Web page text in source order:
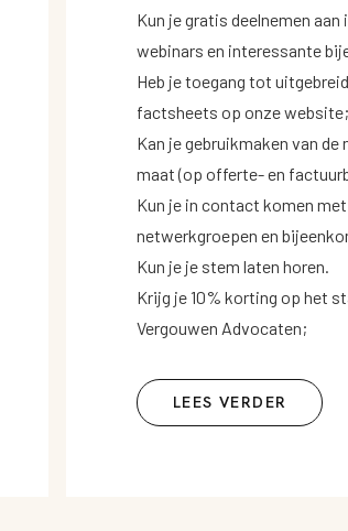
Kun je gratis deelnemen
webinars en interessante
Heb je toegang tot
factsheets op onze website;
Kan je gebruikmaken van
maat (op offerte- en
Kun je in contact komen
netwerkgroepen en
Kun je je stem laten horen.
Krijg je 10% korting op het
Vergouwen Advocaten;
LEES VERDER